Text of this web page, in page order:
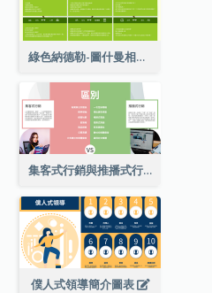
綠色納德勒-圖什曼相合型號戰略分析
集客式行銷與推播式行銷多項對比
僕人式領導簡介圖表